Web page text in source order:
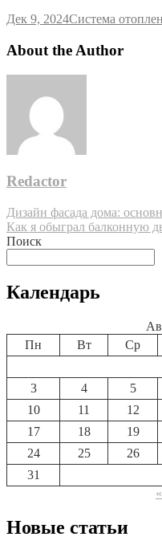
Дек 9, 2024Система
About the Author
Redactor
Навигация
по
Дизайн фасада дома:
Как я обыграл балконную
Поиск
Календарь
Пн
Вт Ср
3
4 5
10
11 12
17
18 19
24
25 26
31
Новые статьи